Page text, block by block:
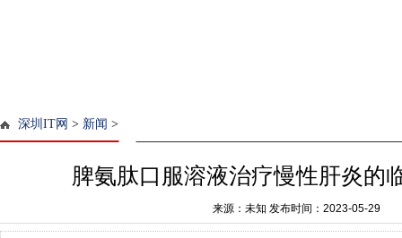
深圳IT网 > 新闻 >
脾氨肽口服溶液治疗慢性肝炎的
来源：未知 发布时间：2023-05-29